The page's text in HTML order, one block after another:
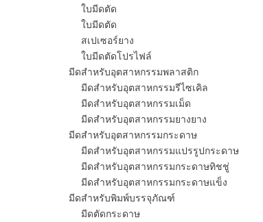
ใบมีดตัด
ใบมีดตัด
สเปเซอร์ยาง
ใบมีดตัดโปรไฟล์
มีดสำหรับอุตสาหกรรมพลาสติก
มีดสำหรับอุตสาหกรรมรีไซเคิล
มีดสำหรับอุตสาหกรรมเม็ด
มีดสำหรับอุตสาหกรรมยางยาง
มีดสำหรับอุตสาหกรรมกระดาษ
มีดสำหรับอุตสาหกรรมแปรรูปกระดาษ
มีดสำหรับอุตสาหกรรมกระดาษทิชชู่
มีดสำหรับอุตสาหกรรมกระดาษแข็ง
มีดสำหรับพิมพ์บรรจุภัณฑ์
มีดตัดกระดาษ